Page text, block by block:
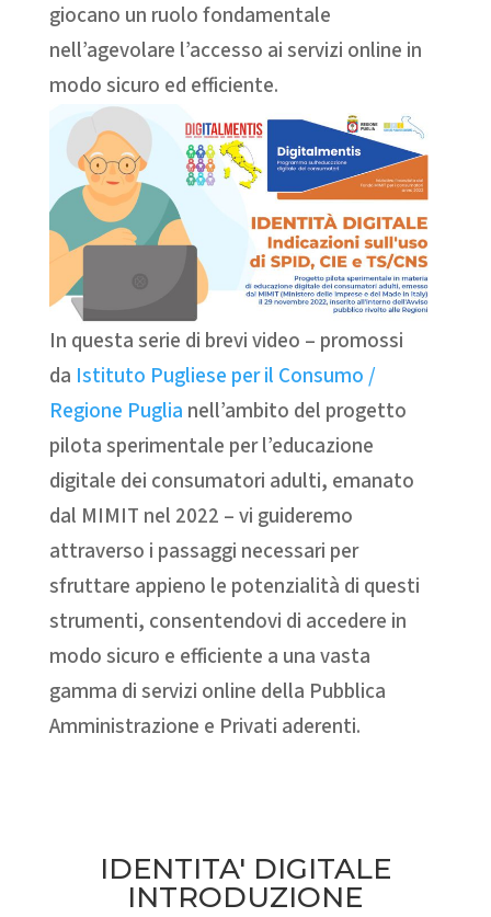
giocano un ruolo fondamentale
nell’agevolare l’accesso ai servizi online in
modo sicuro ed efficiente.
In questa serie di brevi video – promossi
da Istituto Pugliese per il Consumo /
Regione Puglia nell’ambito del progetto
pilota sperimentale per l’educazione
digitale dei consumatori adulti, emanato
dal MIMIT nel 2022 – vi guideremo
attraverso i passaggi necessari per
sfruttare appieno le potenzialità di questi
strumenti, consentendovi di accedere in
modo sicuro e efficiente a una vasta
gamma di servizi online della Pubblica
Amministrazione e Privati aderenti.
IDENTITA' DIGITALE
INTRODUZIONE